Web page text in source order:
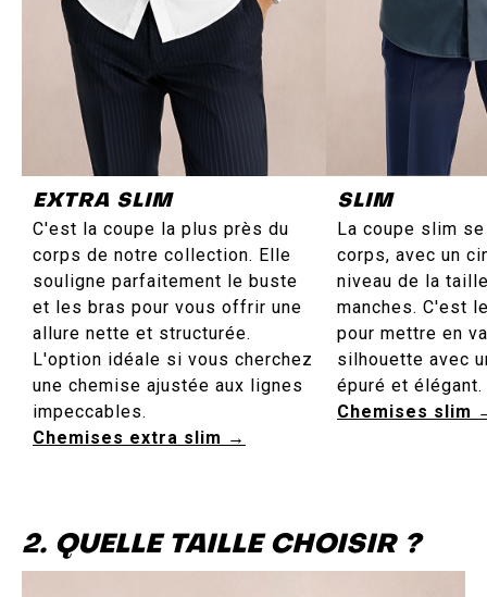
EXTRA SLIM
C'est la coupe la plus près du
corps de notre collection. Elle
souligne parfaitement le buste
et les bras pour vous offrir une
allure nette et structurée.
L'option idéale si vous cherchez
une chemise ajustée aux lignes
impeccables.
Chemises extra slim →
SLIM
La coupe slim
corps, avec un
niveau de la
manches. C'est
pour mettre en
silhouette avec
épuré et élégant.
Chemises slim
2. QUELLE TAILLE CHOISIR ?